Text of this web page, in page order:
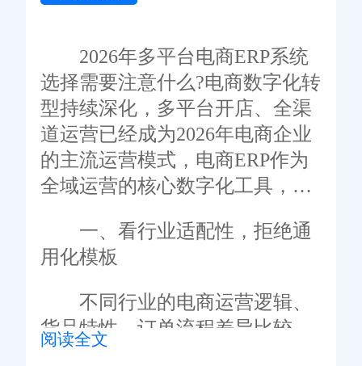
2026年多平台电商ERP系统
选择需要注意什么?电商数字化转
型持续深化，多平台开店、全渠
道运营已经成为2026年电商企业
的主流运营模式，电商ERP作为
全域运营的核心数字化工具，选
与发展上限。当下市面上电商
ERP产品层出不穷，功能参差不
齐，很多商家选型时容易陷入重
价格、轻适配，重功能、轻落地
的误区。
一、看行业适配性，拒绝通
用化模板
不同行业的电商运营逻辑、
货品特性、订单流程差异比较
大，通用型ERP系统无法适配细
阅读全文